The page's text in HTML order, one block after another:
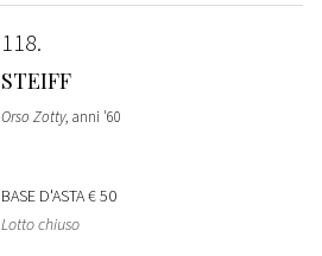
118
STEIFF
Orso Zotty, anni '60
BASE D'ASTA€ 50
Lotto chiuso